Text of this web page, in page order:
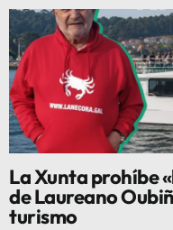
La Xunta prohíbe
de Laureano
turismo